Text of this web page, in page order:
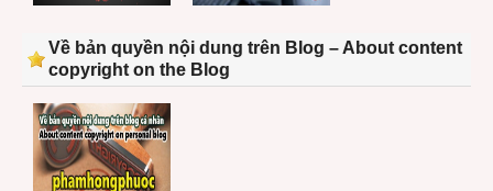
Về bản quyền nội dung trên Blog – About content
copyright on the Blog